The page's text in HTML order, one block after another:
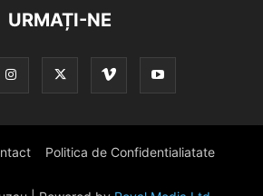
URMAȚI-NE
Politica de Confidentialiatate